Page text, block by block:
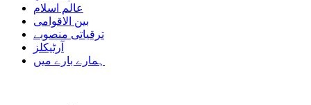
عالم اسلام
بین الاقوامی
ترقیاتی منصوبے
آرٹیکلز
ہمارے بارے میں